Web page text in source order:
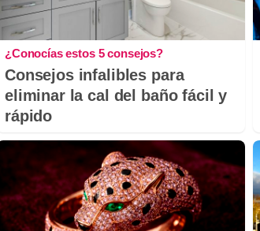
¿Conocías estos 5 consejos?
Consejos infalibles para
eliminar la cal del baño fácil y
rápido